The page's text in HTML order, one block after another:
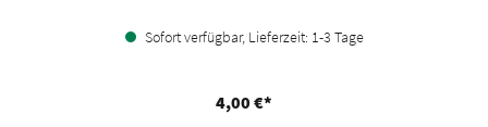
Sofort verfügbar, Lieferzeit: 1-3 Tage
4,00 €*